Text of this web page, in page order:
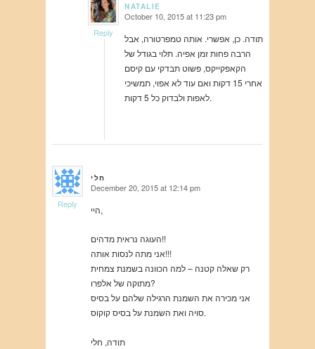
NATALIE
says: October 10, 2015 at 11:23 pm
תודה. כן, אפשרי. אותה טמפרטורה, אבל
הרבה פחות זמן אפיה. תלוי בגודל של
הקאפקייקס, פשוט תבדקי עם קיסם
אחרי 15 דקות ואם עוד לא אפוי, תמשיכי
לאפות ולבדוק כל 5 דקות.
Reply
חלי
says: December 20, 2015 at 12:14 pm
היי,
העוגה נראית מדהים!!
אני מתה לנסות אותה!!!
רק שאלה קטנה – למה הכוונה בשמנת צמחית
מתוקה של אלפרו?
אני מכירה את השמנת הרגילה שלהם על בסיס
סויה ואת השמנת על בסיס קוקוס.
תודה, חלי
Reply